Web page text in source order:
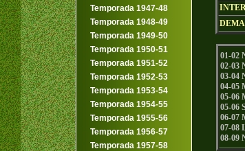
Temporada 1947-48
Temporada 1948-49
Temporada 1949-50
Temporada 1950-51
Temporada 1951-52
Temporada 1952-53
Temporada 1953-54
Temporada 1954-55
Temporada 1955-56
Temporada 1956-57
Temporada 1957-58
01-02
02-03
03-04
04-05
05-06
05-06
06-07
07-08
08-09